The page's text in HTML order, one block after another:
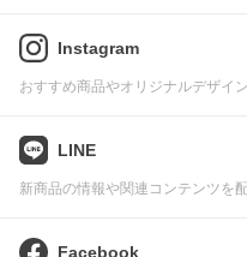
Instagram
おすすめ商品やオリジナルデザイ
LINE
新商品の情報や関連コンテンツを
Facebook